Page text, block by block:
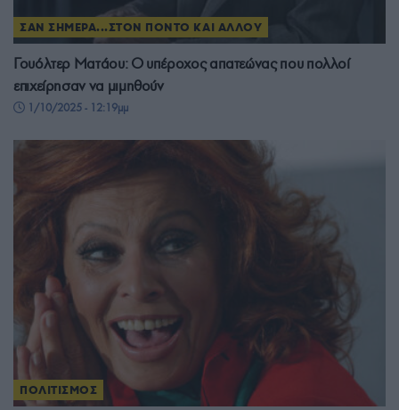
ΣΑΝ ΣΗΜΕΡΑ...ΣΤΟΝ ΠΟΝΤΟ ΚΑΙ ΑΛΛΟΥ
Γουόλτερ Ματάου: Ο υπέροχος απατεώνας που πολλοί
επιχείρησαν να μιμηθούν
1/10/2025 - 12:19μμ
ΠΟΛΙΤΙΣΜΟΣ